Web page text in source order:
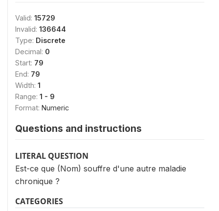
Valid: 15729
Invalid: 136644
Type: Discrete
Decimal: 0
Start: 79
End: 79
Width: 1
Range: 1 - 9
Format: Numeric
Questions and instructions
LITERAL QUESTION
Est-ce que (Nom) souffre d'une autre maladie
chronique ?
CATEGORIES